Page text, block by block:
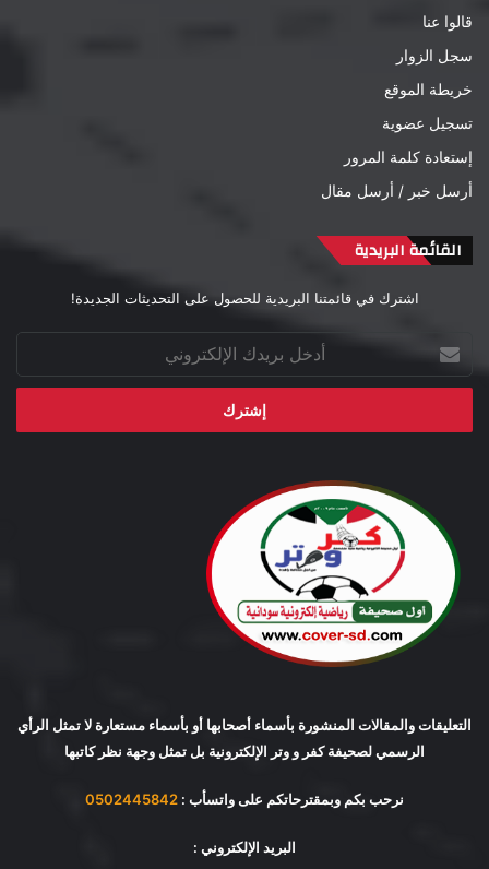
قالوا عنا
سجل الزوار
خريطة الموقع
تسجيل عضوية
إستعادة كلمة المرور
أرسل خبر / أرسل مقال
القائمة البريدية
اشترك في قائمتنا البريدية للحصول على التحديثات الجديدة!
بريدك
الإلكتروني
التعليقات والمقالات المنشورة بأسماء أصحابها أو بأسماء مستعارة لا تمثل الرأي
الرسمي لصحيفة كفر و وتر الإلكترونية بل تمثل وجهة نظر كاتبها
نرحب بكم وبمقترحاتكم على واتسأب : 0502445842
البريد الإلكتروني :